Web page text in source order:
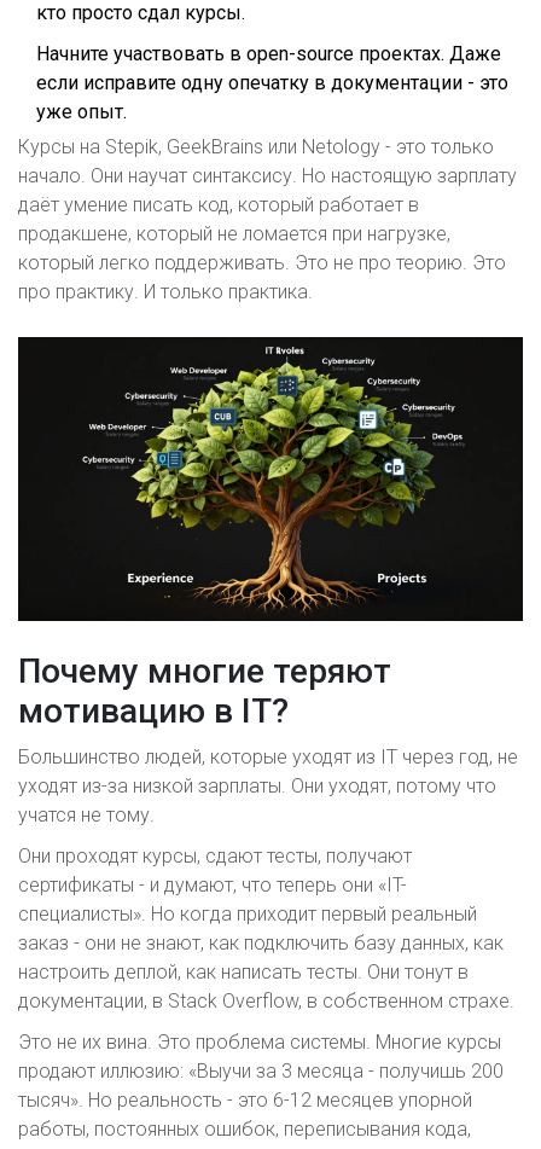
кто просто сдал курсы.
Начните участвовать в open-source проектах. Даже
если исправите одну опечатку в документации - это
уже опыт.
Курсы на Stepik, GeekBrains или Netology - это только
начало. Они научат синтаксису. Но настоящую зарплату
даёт умение писать код, который работает в
продакшене, который не ломается при нагрузке,
который легко поддерживать. Это не про теорию. Это
про практику. И только практика.
Почему многие теряют
мотивацию в IT?
Большинство людей, которые уходят из IT через год, не
уходят из-за низкой зарплаты. Они уходят, потому что
учатся не тому.
Они проходят курсы, сдают тесты, получают
сертификаты - и думают, что теперь они «IT-
специалисты». Но когда приходит первый реальный
заказ - они не знают, как подключить базу данных, как
настроить деплой, как написать тесты. Они тонут в
документации, в Stack Overflow, в собственном страхе.
Это не их вина. Это проблема системы. Многие курсы
продают иллюзию: «Выучи за 3 месяца - получишь 200
тысяч». Но реальность - это 6-12 месяцев упорной
работы, постоянных ошибок, переписывания кода,